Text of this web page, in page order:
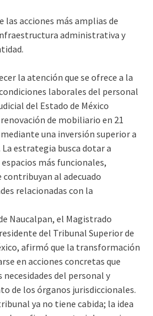
las acciones más amplias de
administrativa y
la atención que se ofrece a la
laborales del personal
del Estado de México
de mobiliario en 21
una inversión superior a
estrategia busca dotar a
más funcionales,
al adecuado
relacionadas con la
Naucalpan, el Magistrado
del Tribunal Superior de
afirmó que la transformación
en acciones concretas que
del personal y
de los órganos jurisdiccionales.
ya no tiene cabida; la idea